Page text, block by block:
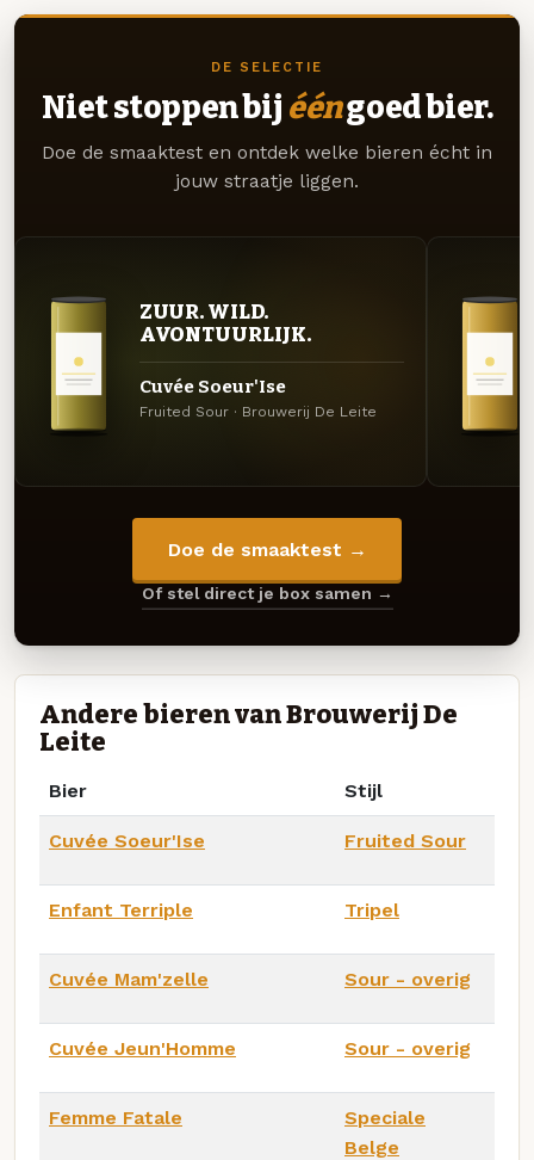
DE SELECTIE
Niet stoppen bij ééngoed bier.
Doe de smaaktest en ontdek welke bieren écht in
jouw straatje liggen.
ZUUR. WILD.
AVONTUURLIJK.
Cuvée Soeur'Ise
Fruited Sour · Brouwerij De Leite
Doe de smaaktest →
Of stel direct je box samen →
Andere bieren van Brouwerij De
Leite
Bier Stijl
Cuvée Soeur'Ise Fruited Sour
Enfant Terriple Tripel
Cuvée Mam'zelle Sour - overig
Cuvée Jeun'Homme Sour - overig
Femme Fatale
Speciale
Belge